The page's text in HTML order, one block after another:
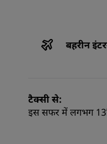
बहरीन
टैक्सी से:
इस सफर में लगभग